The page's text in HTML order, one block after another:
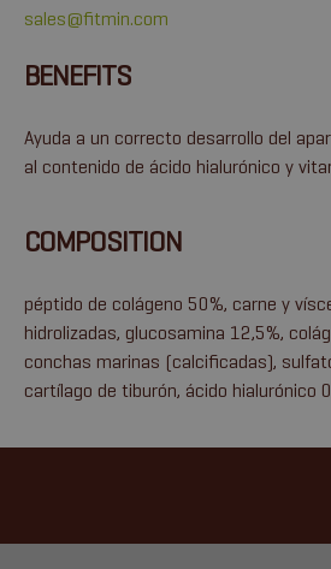
sales@fitmin.com
BENEFITS
Ayuda a un correcto desarrollo del
al contenido de ácido hialurónico y
COMPOSITION
péptido de colágeno 50%, carne y
hidrolizadas, glucosamina 12,5%,
conchas marinas (calcificadas),
cartílago de tiburón, ácido hialurónico